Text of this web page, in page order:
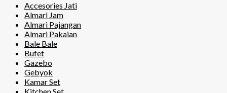
Accesories Jati
Almari Jam
Almari Pajangan
Almari Pakaian
Bale Bale
Bufet
Gazebo
Gebyok
Kamar Set